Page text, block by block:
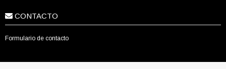
CONTACTO
Formulario de contacto